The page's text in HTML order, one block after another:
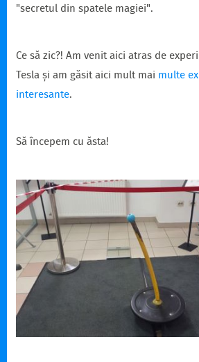
"secretul din spatele magiei".
Ce să zic?! Am venit aici atras de
Tesla și am găsit aici mult mai multe
interesante.
Să începem cu ăsta!